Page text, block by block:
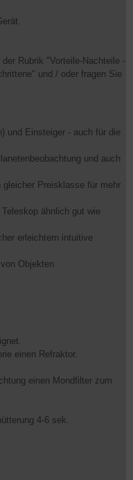
Rubrik "Vorteile-Nachteile -
und / oder fragen Sie
und Einsteiger - auch für die
und auch
gleicher Preisklasse für mehr
ähnlich gut wie
erleichtern intuitive
Objekten
einen Refraktor.
einen Mondfilter zum
4-6 sek.